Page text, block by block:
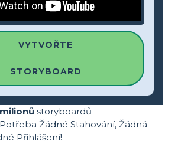
VYTVOŘTE
STORYBOARD
storyboardů
Žádné Stahování, Žádná
Přihlášení!